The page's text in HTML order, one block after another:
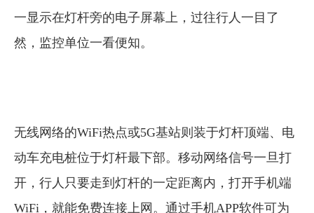
一显示在灯杆旁的电子屏幕上，过往行人一目了
然，监控单位一看便知。
无线网络的WiFi热点或5G基站则装于灯杆顶端、电
动车充电桩位于灯杆最下部。移动网络信号一旦打
开，行人只要走到灯杆的一定距离内，打开手机端
WiFi，就能免费连接上网。通过手机APP软件可为